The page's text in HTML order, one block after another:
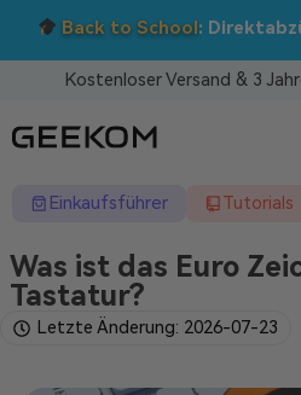
Nutzen Sie den Code
Kostenloser Versand & 3
Einkaufsführer Tutorials
Was ist das Euro
Tastatur?
Letzte Änderung: 2026-07-23
MINI-PCS